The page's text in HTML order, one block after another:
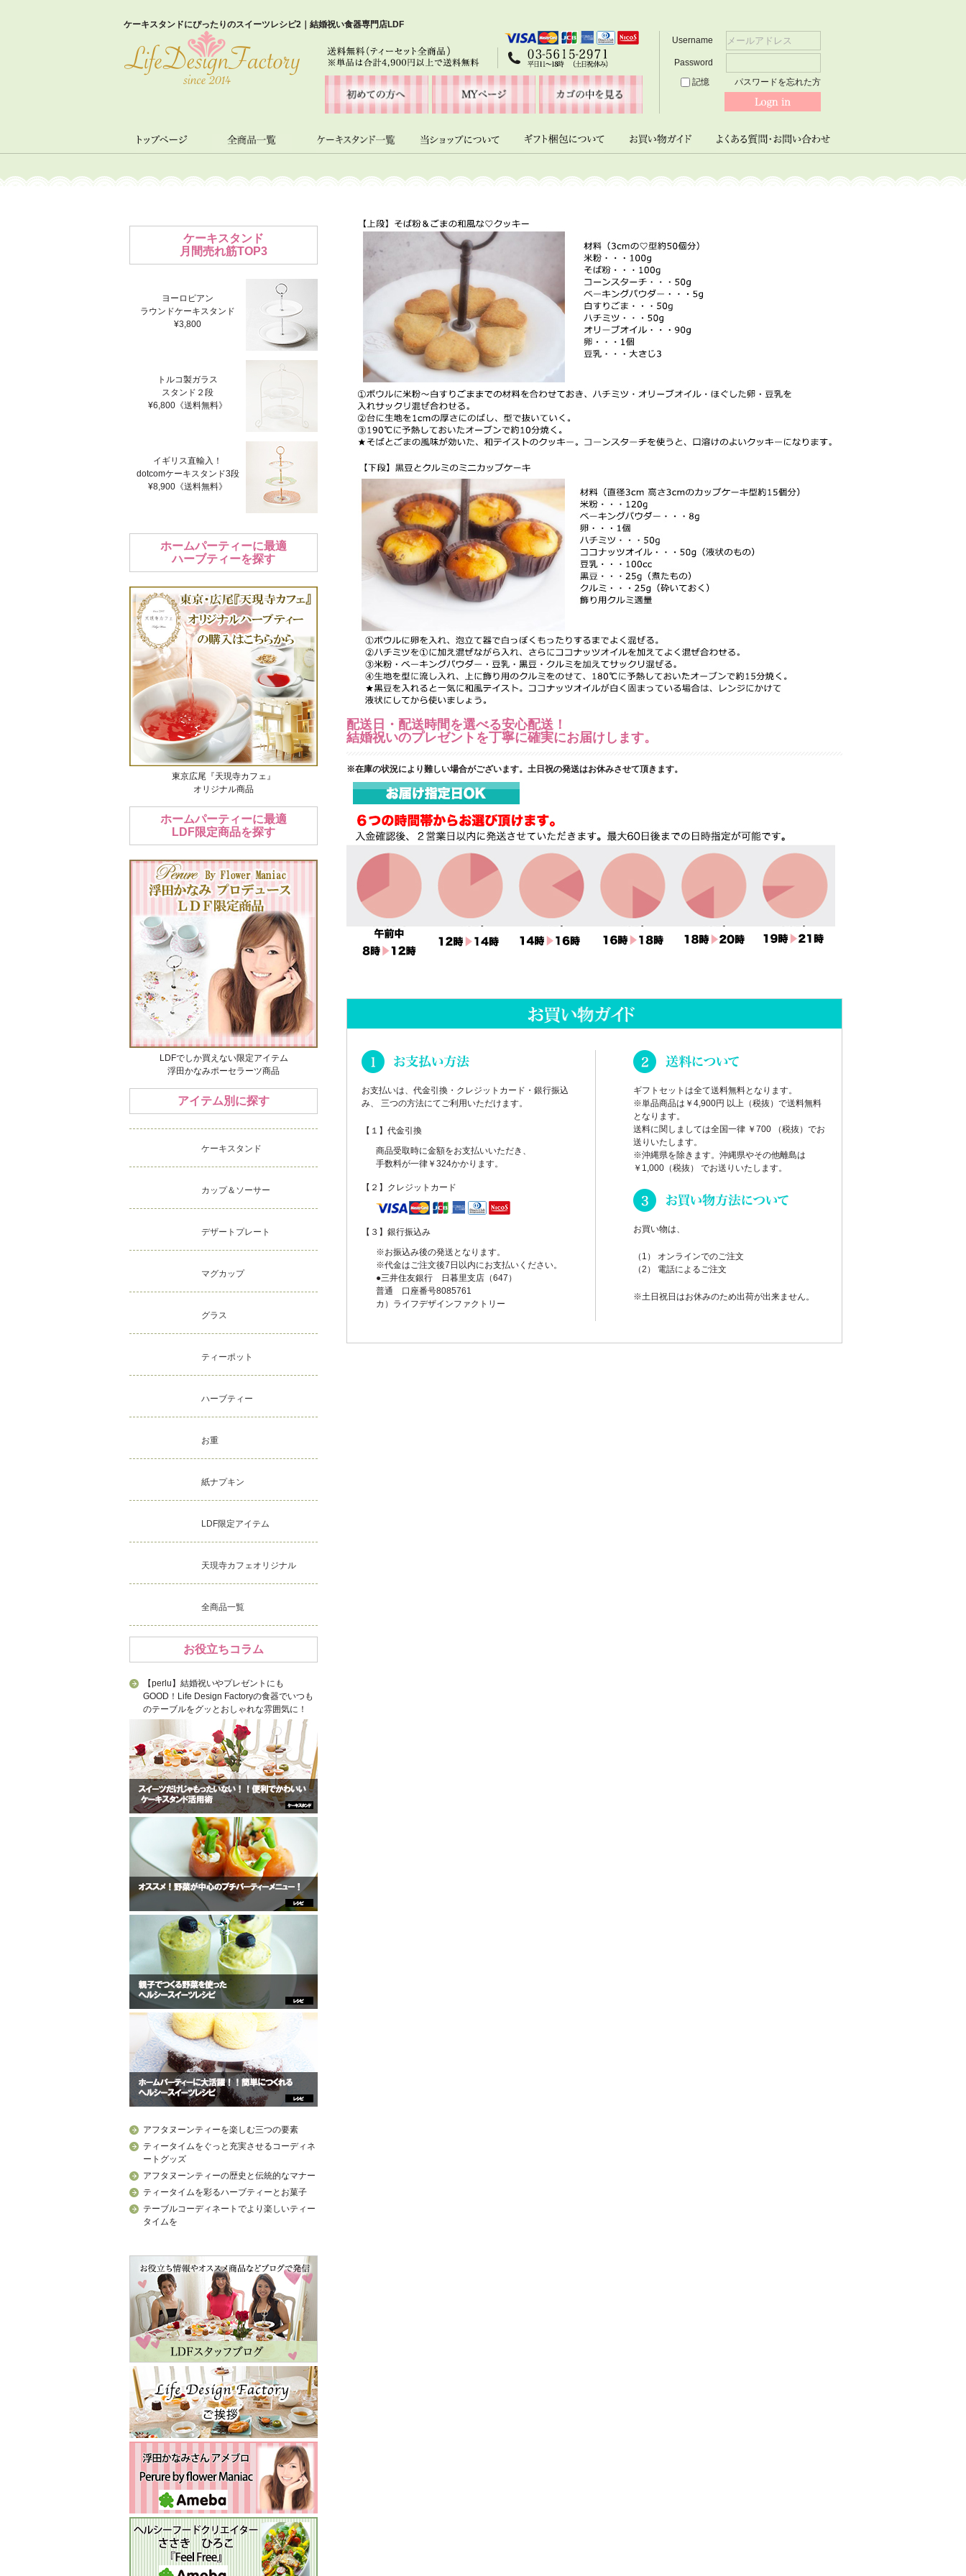
ケーキスタンドにぴったりのスイーツレシピ2｜結婚祝い食器専門店LDF
Username
Password
パスワードを忘れた方
記憶
配送日・配送時間を選べる安心配送！
結婚祝いのプレゼントを丁寧に確実にお届けします。
※在庫の状況により難しい場合がございます。土日祝の発送はお休みさせて頂きます。
お支払いは、代金引換・クレジットカード・銀行振込
み、 三つの方法にてご利用いただけます。
【１】代金引換
商品受取時に金額をお支払いいただき、
手数料が一律￥324かかります。
【２】クレジットカード
【３】銀行振込み
※お振込み後の発送となります。
※代金はご注文後7日以内にお支払いください。
●三井住友銀行 日暮里支店（647）
普通 口座番号8085761
カ）ライフデザインファクトリー
ギフトセットは全て送料無料となります。
※単品商品は￥4,900円 以上（税抜）で送料無料
となります。
送料に関しましては全国一律 ￥700 （税抜）でお
送りいたします。
※沖縄県を除きます。沖縄県やその他離島は
￥1,000（税抜） でお送りいたします。
お買い物は、
（1） オンラインでのご注文
（2） 電話によるご注文
※土日祝日はお休みのため出荷が出来ません。
ケーキスタンド
月間売れ筋TOP3
ヨーロピアン
ラウンドケーキスタンド
¥3,800
トルコ製ガラス
スタンド２段
¥6,800《送料無料》
イギリス直輸入！
dotcomケーキスタンド3段
¥8,900《送料無料》
ホームパーティーに最適
ハーブティーを探す
東京広尾『天現寺カフェ』
オリジナル商品
ホームパーティーに最適
LDF限定商品を探す
LDFでしか買えない限定アイテム
浮田かなみポーセラーツ商品
アイテム別に探す
ケーキスタンド
カップ＆ソーサー
デザートプレート
マグカップ
グラス
ティーポット
ハーブティー
お重
紙ナプキン
LDF限定アイテム
天現寺カフェオリジナル
全商品一覧
お役立ちコラム
【perlu】結婚祝いやプレゼントにも
GOOD！Life Design Factoryの食器でいつも
のテーブルをグッとおしゃれな雰囲気に！
アフタヌーンティーを楽しむ三つの要素
ティータイムをぐっと充実させるコーディネ
ートグッズ
アフタヌーンティーの歴史と伝統的なマナー
ティータイムを彩るハーブティーとお菓子
テーブルコーディネートでより楽しいティー
タイムを